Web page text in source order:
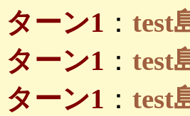
ターン1 ： test
ターン1 ： test
ターン1 ： test